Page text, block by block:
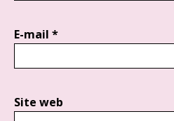
E-mail *
Site web